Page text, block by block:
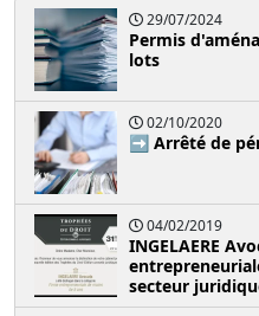
29/07/2024
Permis
lots
02/10/2020
➡️ Arrêté de
04/02/2019
INGELAERE
secteur